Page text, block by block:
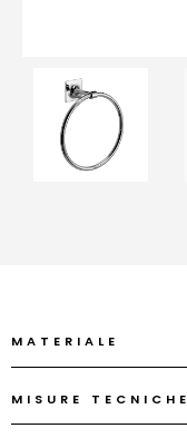
MATERIALE
MISURE TECNICHE